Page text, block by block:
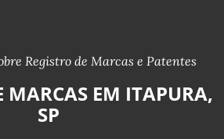
Registro de Marcas e Patentes
MARCAS EM ITAPURA,
SP